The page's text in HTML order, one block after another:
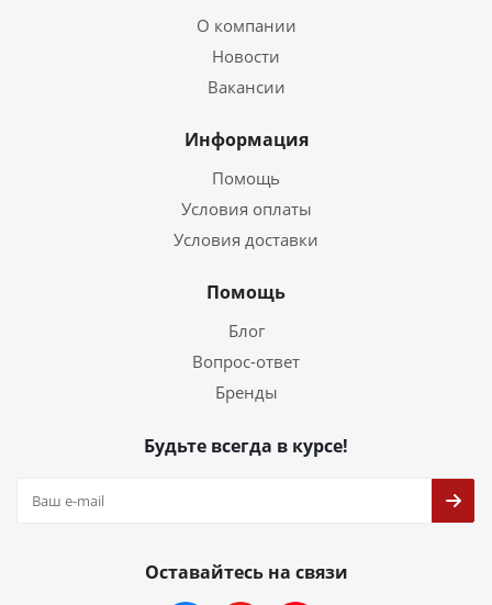
О компании
Новости
Вакансии
Информация
Помощь
Условия оплаты
Условия доставки
Помощь
Блог
Вопрос-ответ
Бренды
Будьте всегда в курсе!
Оставайтесь на связи